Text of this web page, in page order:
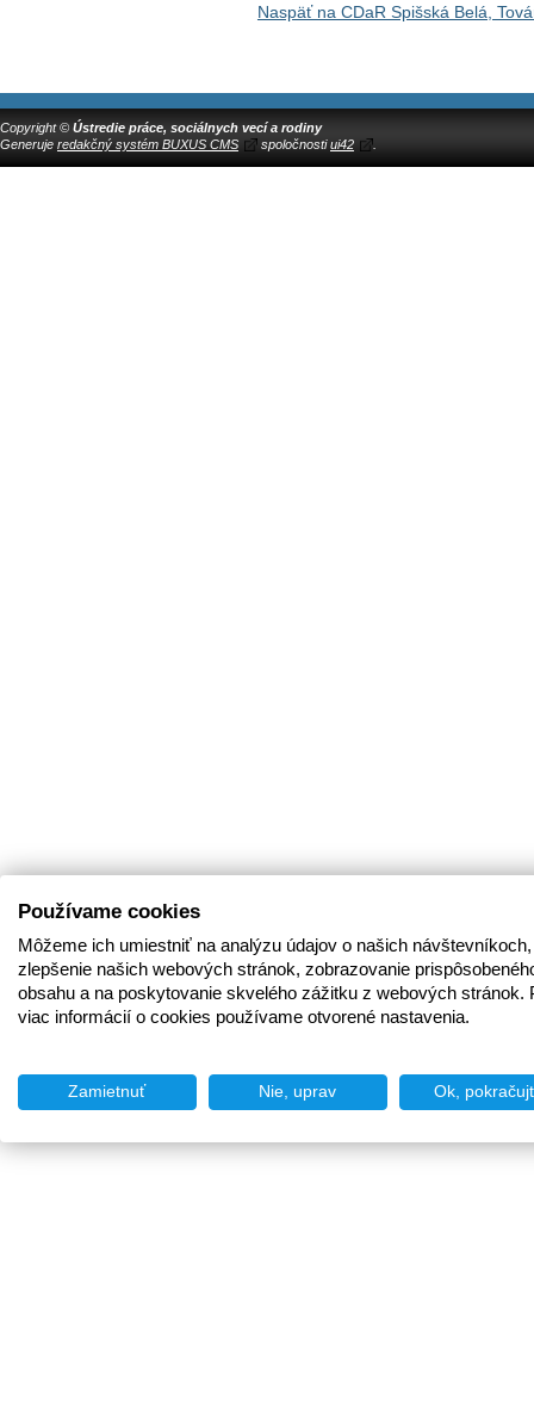
Naspäť na CDaR Spišská Belá,
Copyright © Ústredie práce, sociálnych vecí a rodiny
Generuje redakčný systém BUXUS CMS spoločnostiui42
Používame cookies
Môžeme ich umiestniť na analýzu údajov o našich
zlepšenie našich webových stránok, zobrazovanie
obsahu a na poskytovanie skvelého zážitku z webových stránok.
viac informácií o cookies používame otvorené nastavenia.
Zamietnuť Nie, uprav Ok,